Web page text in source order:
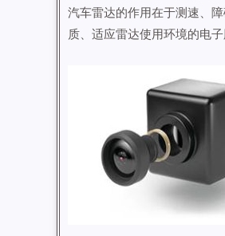
汽车雷达的作用在于测速、
质、适应雷达使用环境的电